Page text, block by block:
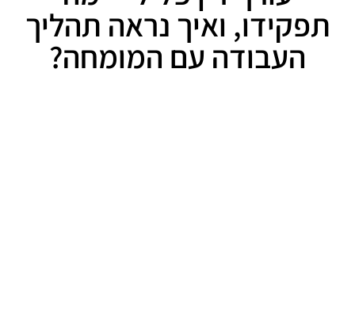
תפקידו, ואיך נראה תהליך
העבודה עם המומחה?